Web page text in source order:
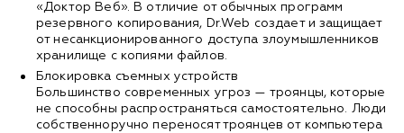
«Доктор Веб». В отличие от обычных программ
резервного копирования, Dr.Web создает и защищает
от несанкционированного доступа злоумышленников
хранилище с копиями файлов.
Блокировка съемных устройств
Большинство современных угроз — троянцы, которые
не способны распространяться самостоятельно. Люди
собственноручно переносят троянцев от компьютера